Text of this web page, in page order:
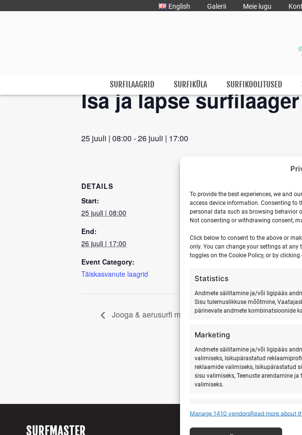
To provide the best experiences, we and
access device information. Consenting to
personal data such as browsing behavior
Not consenting or withdrawing consent,
Click below to consent to the above or
only. You can change your settings at
toggles on the Cookie Policy, or by
Statistics
Andmete säilitamine ja/või ligipääs
Sisu tulemuslikkuse mõõtmine,
pärinevate andmete kombinatsioonide
Marketing
Andmete säilitamine ja/või ligipääs
valimiseks, Isikupärastatud
reklaamide valimiseks, Isikupärastatud
sisu valimiseks, Teenuste arendamine
valimiseks.
seostamine, Seadmete tuvastamine
Manage 1410 vendorsRead more about
English Galerii Meie lugu
SURFILAAGRID SURFIKÜLA SURFIKOOLITUSED
Isa ja lapse
25 juuli | 08:00 -26 juuli | 17:00
DETAILS
Start:
25 juuli | 08:00
End:
26 juuli | 17:00
Event Category:
Täiskasvanute laagrid
Jooga & aerusurfi matk Hiiumaal, Ranna Surfikülas
SURFMASTER MEIST